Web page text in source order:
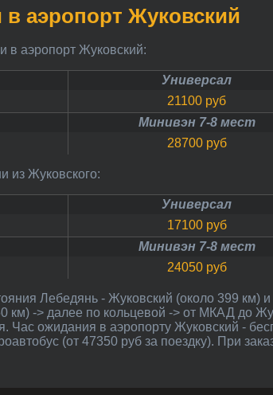
в аэропорт Жуковский
в аэропорт Жуковский:
Универсал
21100 руб
Минивэн 7-8 мест
28700 руб
из Жуковского:
Универсал
17100 руб
Минивэн 7-8 мест
24050 руб
-> далее по кольцевой -> от МКАД до
Час ожидания в аэропорту Жуковский -
(от 47350 руб за поездку). При